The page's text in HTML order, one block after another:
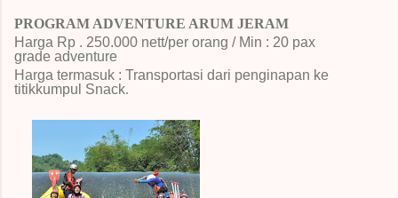
PROGRAM ADVENTURE ARUM JERAM
Harga Rp . 250.000 nett/per orang / Min : 20 pax
grade adventure
Harga termasuk : Transportasi dari penginapan ke
titikkumpul Snack.